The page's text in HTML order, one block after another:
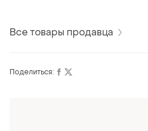
Все товары продавца
Поделиться: